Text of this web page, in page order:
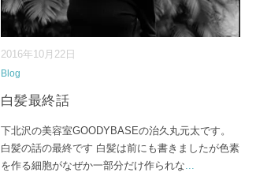
2016年10月22日
Blog
白髪最終話
下北沢の美容室GOODYBASEの治久丸元太です。
白髪の話の最終です 白髪は前にも書きましたが色素
を作る細胞がなぜか一部分だけ作られな...